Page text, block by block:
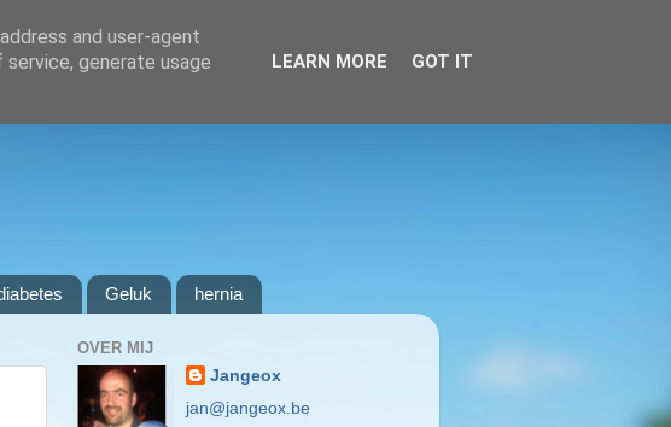
Geluk hernia
OVER MIJ
Jangeox
jan@jangeox.be
and user-agent
generate usage
LEARN MORE GOT IT